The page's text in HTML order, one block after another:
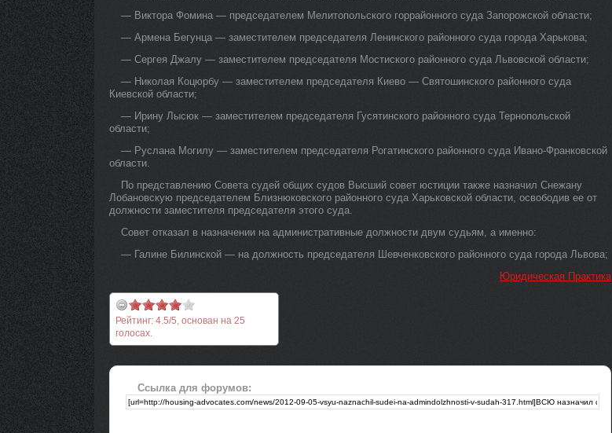
— Виктора Фомина — председателем Мелитопольского горрайонного суда Запорожской области;
— Армена Бегунца — заместителем председателя Ленинского районного суда города Харькова;
— Сергея Джалу — заместителем председателя Мостиского районного суда Львовской области;
— Николая Коцюрбу — заместителем председателя Киево — Святошинского районного суда
Киевской области;
— Ирину Лысюк — заместителем председателя Гусятинского районного суда Тернопольской
области;
— Руслана Могилу — заместителем председателя Рогатинского районного суда Ивано-Франковской
области.
По представлению Совета судей общих судов Высший совет юстиции также назначил Снежану
Лобановскую председателем Близнюковского районного суда Харьковской области, освободив ее от
должности заместителя председателя этого суда.
Совет отказал в назначении на административные должности двум судьям, а именно:
— Галине Билинской — на должность председателя Шевченковского районного суда города Львова;
Юридическая Практика
Рейтинг: 4.5/5, основан на 25
голосах.
Ссылка для форумов: